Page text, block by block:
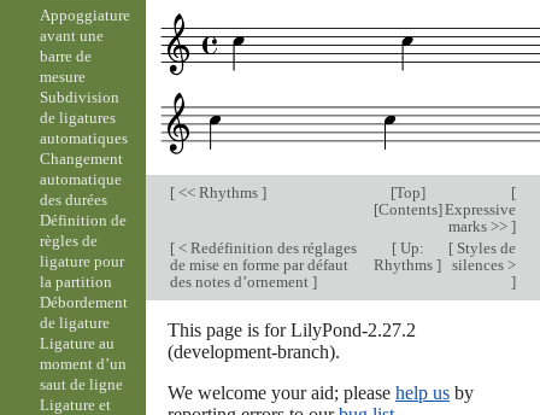
[<< Rhythms ] [Top]
[Contents]
[
Expressive
marks >> ]
[< Redéfinition des réglages
de mise en forme par défaut
des notes d’ornement ]
[Up:
Rhythms]
[Styles de
silences >
]
This page is for LilyPond-2.27.2
(development-branch).
We welcome your aid; please help usby
Appoggiature
avant une
barre de
mesure
Subdivision
de ligatures
automatiques
Changement
automatique
des durées
Définition de
règles de
ligature pour
la partition
Débordement
de ligature
Ligature au
moment d’un
saut de ligne
Ligature et